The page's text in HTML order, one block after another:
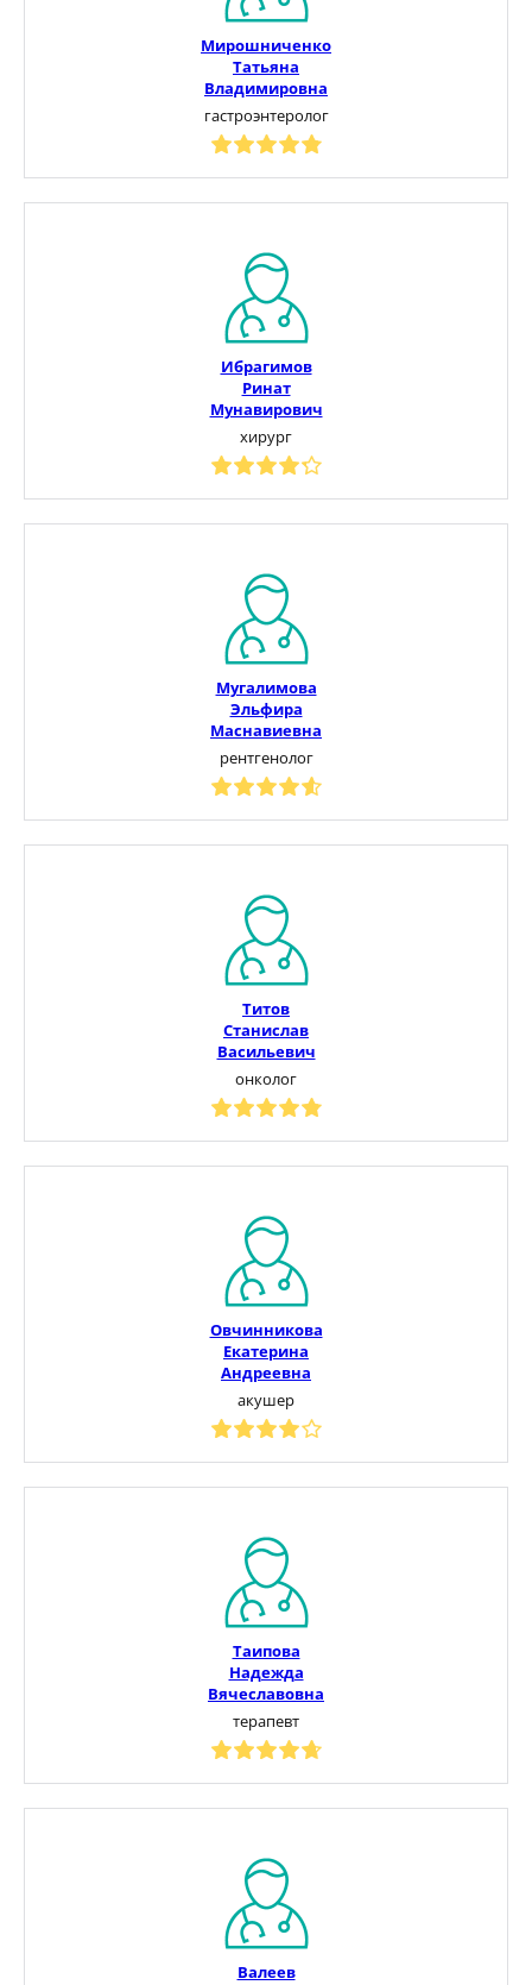
Мирошниченко
Татьяна
Владимировна
гастроэнтеролог
Ибрагимов
Ринат
Мунавирович
хирург
Мугалимова
Эльфира
Маснавиевна
рентгенолог
Титов
Станислав
Васильевич
онколог
Овчинникова
Екатерина
Андреевна
акушер
Таипова
Надежда
Вячеславовна
терапевт
Валеев